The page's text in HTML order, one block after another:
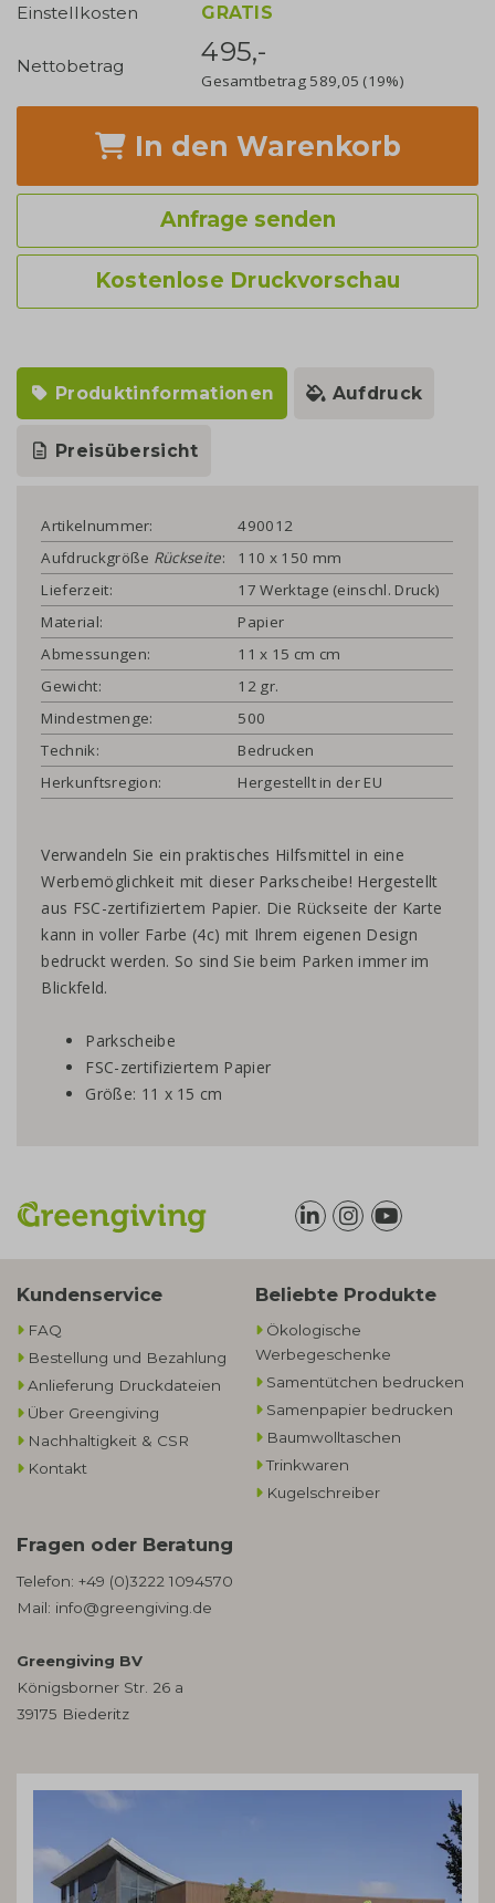
Einstellkosten
GRATIS
Nettobetrag 495,-
Gesamtbetrag 589,05 (19%)
In den Warenkorb
Anfrage senden
Kostenlose Druckvorschau
Produktinformationen Aufdruck
Preisübersicht
Artikelnummer:
490012
Aufdruckgröße Rückseite:
110 x 150 mm
Lieferzeit:
17 Werktage (einschl. Druck)
Material:
Papier
Abmessungen:
11 x 15 cm cm
Gewicht:
12 gr.
Mindestmenge:
500
Technik:
Bedrucken
Herkunftsregion:
Hergestellt in der EU
Verwandeln Sie ein praktisches Hilfsmittel in eine
Werbemöglichkeit mit dieser Parkscheibe! Hergestellt
aus FSC-zertifiziertem Papier. Die Rückseite der Karte
kann in voller Farbe (4c) mit Ihrem eigenen Design
bedruckt werden. So sind Sie beim Parken immer im
Blickfeld.
Parkscheibe
FSC-zertifiziertem Papier
Größe: 11 x 15 cm
Kundenservice
FAQ
Bestellung und Bezahlung
Anlieferung Druckdateien
Über Greengiving
Nachhaltigkeit & CSR
Kontakt
Beliebte Produkte
Ökologische
Werbegeschenke​
Samentütchen bedrucken
Samenpapier bedrucken
Baumwolltaschen​
Trinkwaren
Kugelschreiber
Fragen oder Beratung
Telefon: +49 (0)3222 1094570
Mail: info@greengiving.de
Greengiving BV
Königsborner Str. 26 a
39175 Biederitz